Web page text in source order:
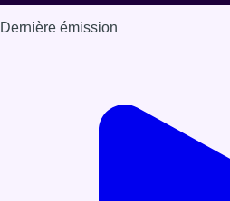
Dernière émission